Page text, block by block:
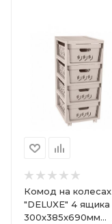
Комод на колесах
"DELUXE" 4 ящика
300х385х690мм